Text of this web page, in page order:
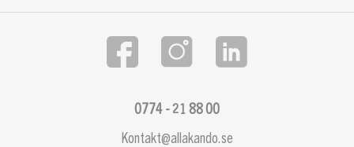
Kontakt@allakando.se
0774 - 21 88 00